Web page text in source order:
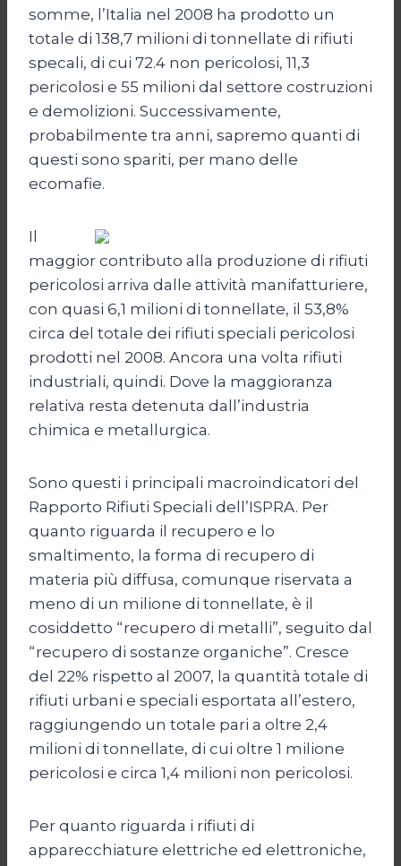
somme, l’Italia nel 2008 ha prodotto un
totale di 138,7 milioni di tonnellate di rifiuti
specali, di cui 72.4 non pericolosi, 11,3
pericolosi e 55 milioni dal settore costruzioni
e demolizioni. Successivamente,
probabilmente tra anni, sapremo quanti di
questi sono spariti, per mano delle
ecomafie.
Il
maggior contributo alla produzione di rifiuti
pericolosi arriva dalle attività manifatturiere,
con quasi 6,1 milioni di tonnellate, il 53,8%
circa del totale dei rifiuti speciali pericolosi
prodotti nel 2008. Ancora una volta rifiuti
industriali, quindi. Dove la maggioranza
relativa resta detenuta dall’industria
chimica e metallurgica.
Sono questi i principali macroindicatori del
Rapporto Rifiuti Speciali dell’ISPRA. Per
quanto riguarda il recupero e lo
smaltimento, la forma di recupero di
materia più diffusa, comunque riservata a
meno di un milione di tonnellate, è il
cosiddetto “recupero di metalli”, seguito dal
“recupero di sostanze organiche”. Cresce
del 22% rispetto al 2007, la quantità totale di
rifiuti urbani e speciali esportata all’estero,
raggiungendo un totale pari a oltre 2,4
milioni di tonnellate, di cui oltre 1 milione
pericolosi e circa 1,4 milioni non pericolosi.
Per quanto riguarda i rifiuti di
apparecchiature elettriche ed elettroniche,